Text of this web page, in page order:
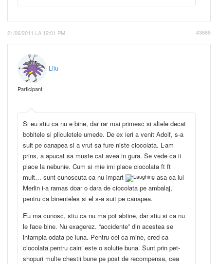
21/06/2011 LA 12:01 PM #3665
Lilu
Participant
Si eu stiu ca nu e bine, dar rar mai primesc si altele decat
bobitele si pliculetele umede. De ex ieri a venit Adolf, s-a
suit pe canapea si a vrut sa fure niste ciocolata. L-am
prins, a apucat sa muste cat avea in gura. Se vede ca ii
place la nebunie. Cum si mie imi place ciocolata ft ft
mult… sunt cunoscuta ca nu impart
asa ca lui
Merlin i-a ramas doar o dara de ciocolata pe ambalaj,
pentru ca binenteles si el s-a suit pe canapea.
Eu ma cunosc, stiu ca nu ma pot abtine, dar stiu si ca nu
le face bine. Nu exagerez. “accidente” din acestea se
intampla odata pe luna. Pentru cei ca mine, cred ca
ciocolata pentru caini este o solutie buna. Sunt prin pet-
shopuri multe chestii bune pe post de recompensa, cea